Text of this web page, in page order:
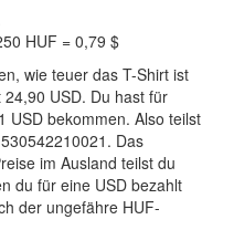
HUF = 0,79 $
wie teuer das T-Shirt ist
USD. Du hast für
USD bekommen. Also teilst
Das
im Ausland teilst du
du für eine USD bezahlt
der ungefähre HUF-